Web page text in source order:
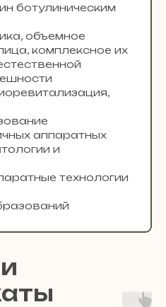
ботулиническим
объемное
комплексное их
аппаратных
и
технологии